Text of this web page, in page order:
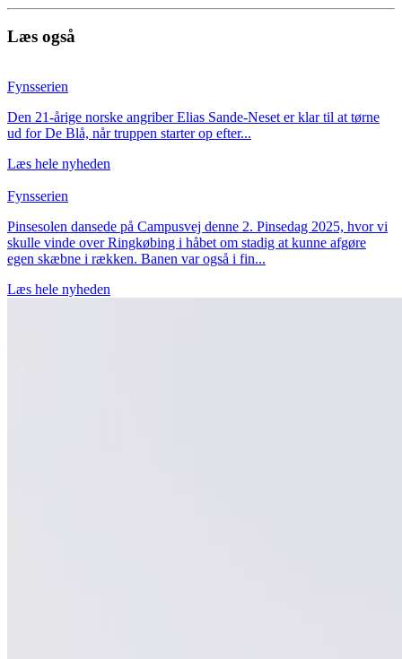
Læs også
Fynsserien
Den 21-årige norske angriber Elias Sande-Neset er klar til at tørne
ud for De Blå, når truppen starter op efter...
Læs hele nyheden
Fynsserien
Pinsesolen dansede på Campusvej denne 2. Pinsedag 2025, hvor vi
skulle vinde over Ringkøbing i håbet om stadig at kunne afgøre
egen skæbne i rækken. Banen var også i fin...
Læs hele nyheden